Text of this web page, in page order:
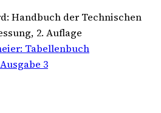
Handbuch der Technischen
2. Auflage
Tabellenbuch
3